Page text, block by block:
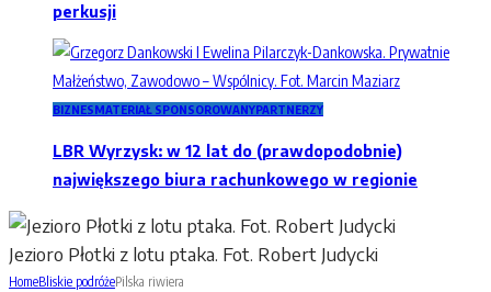
perkusji
BIZNESMATERIAŁ SPONSOROWANYPARTNERZY
LBR Wyrzysk: w 12 lat do (prawdopodobnie)
największego biura rachunkowego w regionie
Jezioro Płotki z lotu ptaka. Fot. Robert Judycki
HomeBliskie podróżePilska riwiera